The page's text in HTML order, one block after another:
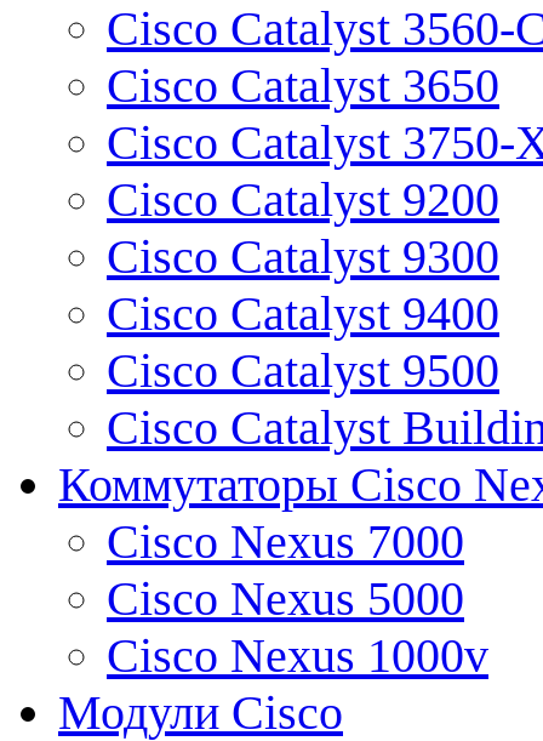
Cisco Catalyst 3560-
Cisco Catalyst 3650
Cisco Catalyst 3750-
Cisco Catalyst 9200
Cisco Catalyst 9300
Cisco Catalyst 9400
Cisco Catalyst 9500
Cisco Catalyst
Коммутаторы Cisco
Cisco Nexus 7000
Cisco Nexus 5000
Cisco Nexus 1000v
Модули Cisco